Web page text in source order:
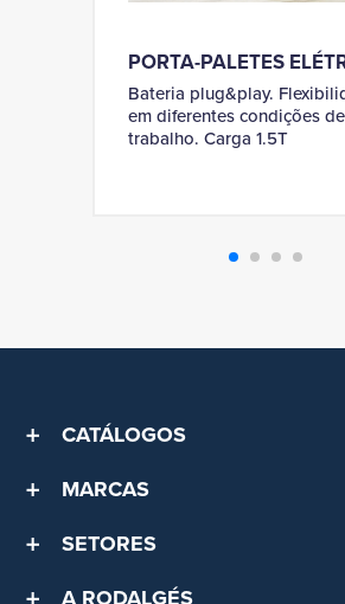
PORTA-PALETES
Bateria plug&play.
em diferentes condições de
trabalho. Carga 1.5T
CATÁLOGOS
MARCAS
SETORES
A RODALGÉS